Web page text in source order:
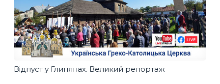
Відпуст у Глинянах. Великий репортаж